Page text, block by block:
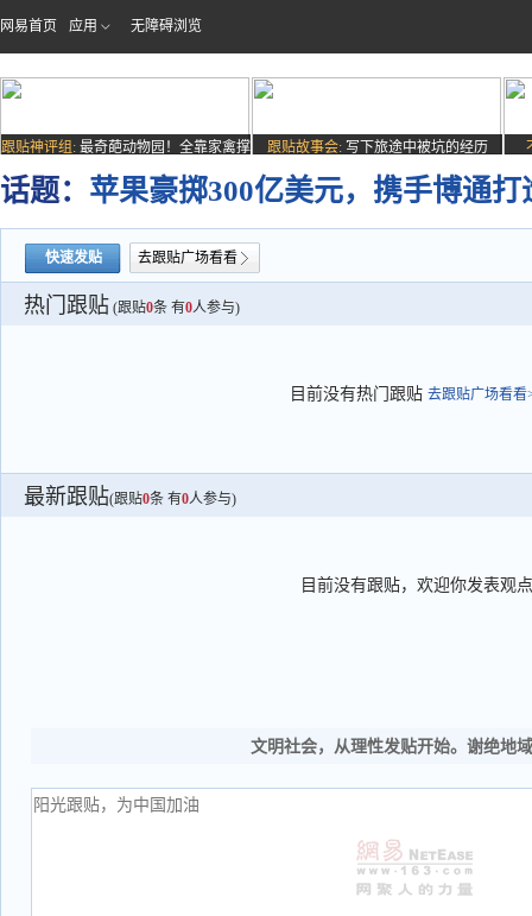
网易首页 应用 无障碍浏览
跟贴神评组: 最奇葩动物园！全靠家禽撑
场子
跟贴故事会: 写下旅途中被坑的经历
话题： 苹果豪掷300亿美元，携手博通
快速发贴 去跟贴广场看看
热门跟贴 (跟贴0条 有0人参与)
目前没有热门跟贴 去跟贴广场看看
最新跟贴(跟贴0条 有0人参与)
目前没有跟贴，欢迎你发表观点
文明社会，从理性发贴开始。谢绝地